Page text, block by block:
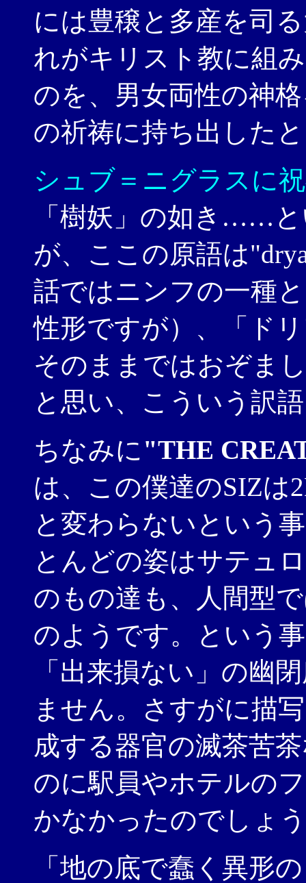
には豊穣と多産を司
れがキリスト教に組
のを、男女両性の神
の祈祷に持ち出した
シュブ＝ニグラスに
「樹妖」の如き……
が、ここの原語は
話ではニンフの一種
性形ですが）、「ド
そのままではおぞま
と思い、こういう訳
ちなみに"THE
は、この僕達のSIZは
と変わらないという
とんどの姿はサテュ
のもの達も、人間型
のようです。という
「出来損ない」の幽
ません。さすがに描
成する器官の滅茶苦
のに駅員やホテルの
かなかったのでしょ
「地の底で蠢く異形